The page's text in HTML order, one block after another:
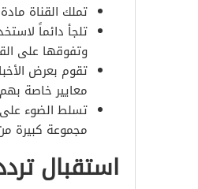
تملك القناة
تلجأ دائماً
وتفوقها على
تقوم بعرض
معايير خاصة
تسلط الضوء على
مجموعة كبيرة
استقبال